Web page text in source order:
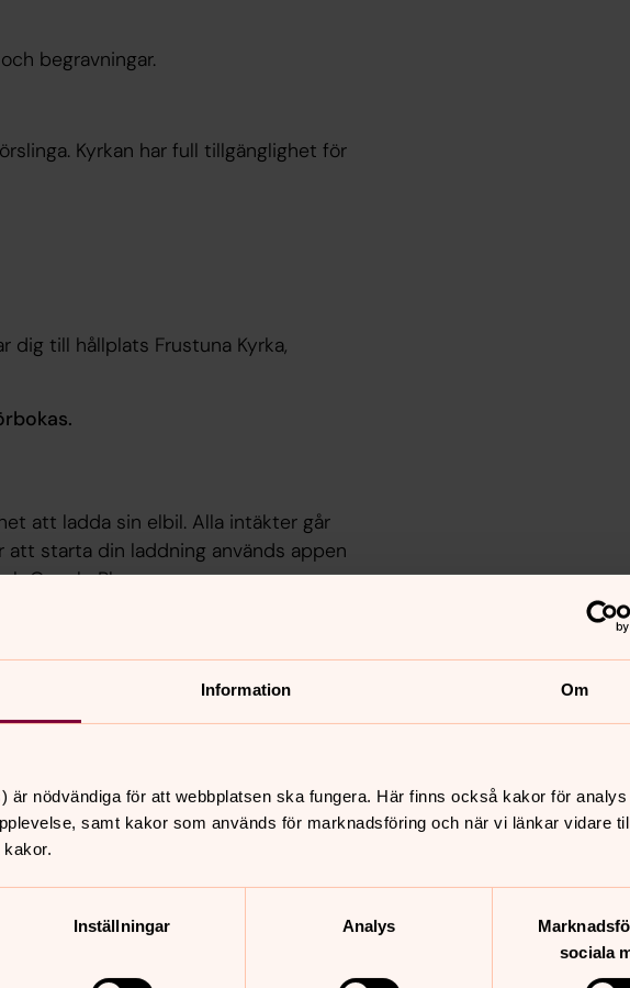
Information Om
är nödvändiga för att webbplatsen ska fungera. Här finns också kakor för
samt kakor som används för marknadsföring och när vi länkar vidare
Inställningar Analys
sociala
begravningar.
Kyrkan har full tillgänglighet för
dig till hållplats Frustuna Kyrka,
att ladda sin elbil. Alla intäkter går
att starta din laddning används appen
Google Play.
fördubblas.
klicka här!
augusti 2026
fre